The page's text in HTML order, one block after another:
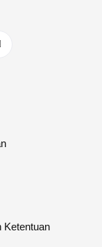
Ketentuan